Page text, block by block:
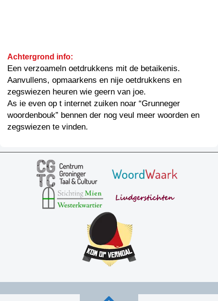
Achtergrond info:
Een verzoameln oetdrukkens mit de betaikenis.
Aanvullens, opmaarkens en nije oetdrukkens en
zegswiezen heuren wie geern van joe.
As ie even op t internet zuiken noar “Grunneger
woordenbouk” bennen der nog veul meer woorden en
zegswiezen te vinden.